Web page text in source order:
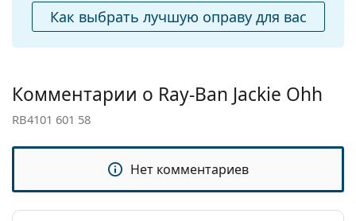
Футляр:
Да
Салфетка для
Да
Другое
Пол:
Категория:
Солнцезащитные очки
Ray-Ban
Как выбрать лучшую оправу для вас
Комментарии о Ray-Ban Jackie Ohh
RB4101 601 58
Нет комментариев